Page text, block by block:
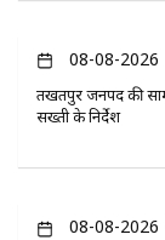
08-08-2026
तखतपुर जनपद की
सख्ती के निर्देश
08-08-2026